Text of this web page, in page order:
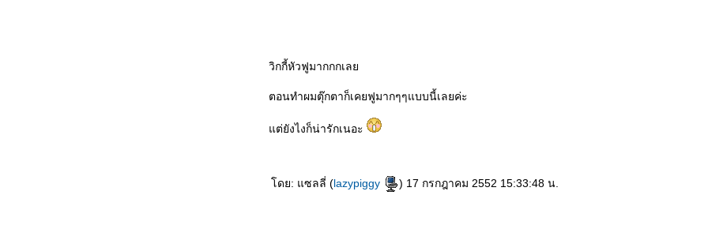
วิกกี้หัวฟูมากกกเล
ตอนทำผมตุ๊กตาก็เคยฟูมากๆๆแบบนี้เลยค่ะ
ต่ยังไงก็น่ารักเนอะ
ดย: แซลลี่ (lazypiggy ) 17 กรกฎาคม 2552 15:33:48 น.